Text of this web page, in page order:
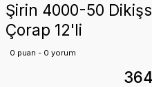
Şirin 4000-50
Çorap 12'li
0 puan - 0 yorum